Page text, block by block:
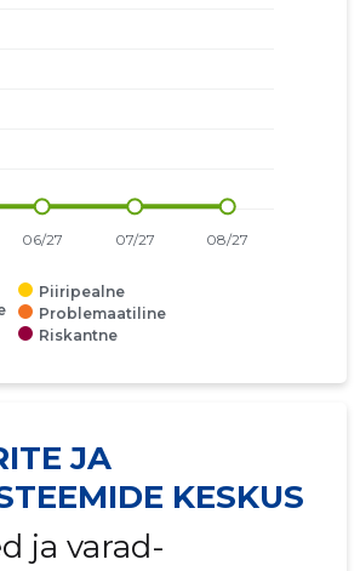
Piiripealne
Problemaatiline
Riskantne
JA
KESKUS
ja varad-